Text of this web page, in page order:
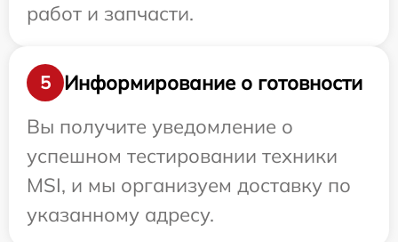
работ и запчасти.
5
Информирование о готовности
Вы получите уведомление о
успешном тестировании техники
MSI, и мы организуем доставку по
указанному адресу.